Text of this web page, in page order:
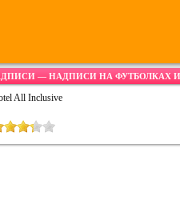
— НАДПИСИ НА ФУТБОЛКАХ
All Inclusive